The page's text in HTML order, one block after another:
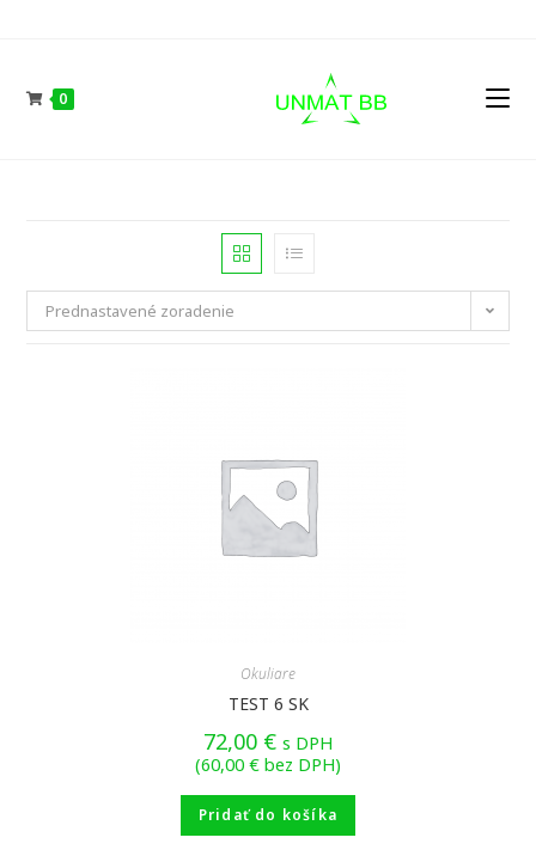
0
Prednastavené zoradenie
Okuliare
TEST 6 SK
72,00 € s DPH
(60,00 € bez DPH)
Pridať do košíka